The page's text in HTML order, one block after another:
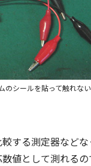
のシールを貼って触れない
する測定器など
値として測れる